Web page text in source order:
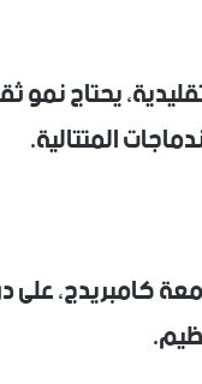
يحتاج
المتتالية.